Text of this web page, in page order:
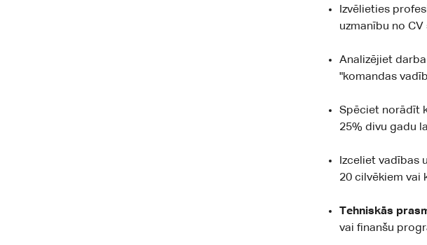
Izvēlieties
uzmanību no CV
Analizējiet
"komandas
Spēciet norādīt
25% divu gadu
Izceliet vadības
20 cilvēkiem vai
Tehniskās
vai finanšu